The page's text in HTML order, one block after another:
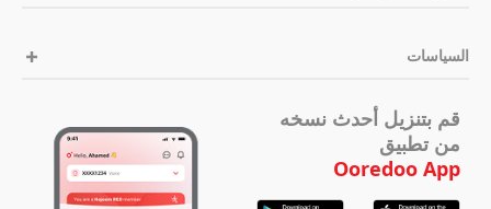
السياسات
قم بتنزيل أحدث نسخه
من تطبيق
Ooredoo App